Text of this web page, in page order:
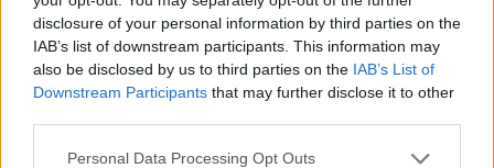
disclosure of your personal information by third parties on the
IAB’s list of downstream participants. This information may
also be disclosed by us to third parties on the IAB’s List of
Downstream Participants that may further disclose it to other
Personal Data Processing Opt Outs
Β.Σ. Καρούλιας: Τζίρος 98,7
εκατ. ευρώ και αύξηση κερδών
57% - Τα νέα στοιχήματα σε
Deloitte Ελλάδος:
Χρηματοοικονομικός
σύμβουλος της ΔΕΗ για την
ενέργειας